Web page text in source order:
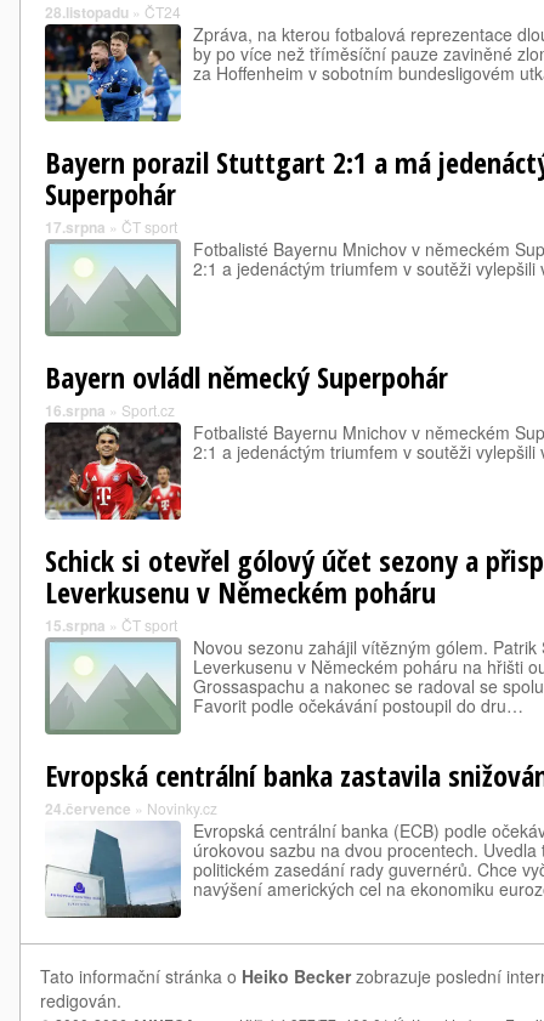
28.listopadu » ČT24
Zpráva, na kterou fotbalová reprezentace
by po více než tříměsíční pauze zaviněné
za Hoffenheim v sobotním bundesligovém
Bayern porazil Stuttgart 2:1 a má
Superpohár
17.srpna » ČT sport
Fotbalisté Bayernu Mnichov v německém
2:1 a jedenáctým triumfem v soutěži vylepšili
Bayern ovládl německý Superpohár
16.srpna » Sport.cz
Fotbalisté Bayernu Mnichov v německém
2:1 a jedenáctým triumfem v soutěži vylepšili
Schick si otevřel gólový účet sezony a
Leverkusenu v Německém poháru
15.srpna » ČT sport
Novou sezonu zahájil vítězným gólem.
Leverkusenu v Německém poháru na hřišti
Grossaspachu a nakonec se radoval se
Favorit podle očekávání postoupil do dru…
Evropská centrální banka zastavila
24.července » Novinky.cz
Evropská centrální banka (ECB) podle
úrokovou sazbu na dvou procentech.
politickém zasedání rady guvernérů. Chce
navýšení amerických cel na ekonomiku
Tato informační stránka o Heiko Beckerzobrazuje poslední
redigován.